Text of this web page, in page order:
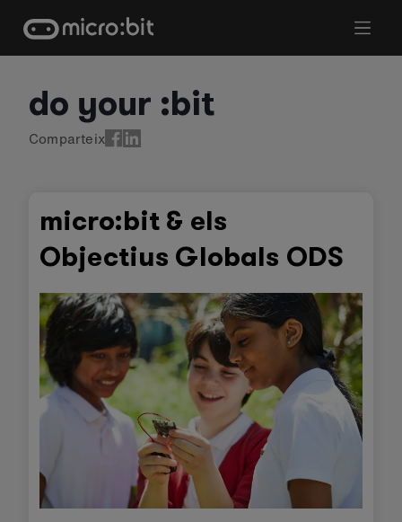
content
do your :bit
Comparteix
micro:bit & els
Objectius Globals ODS